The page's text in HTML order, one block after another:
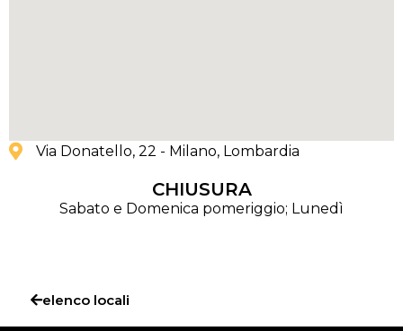
Via Donatello, 22 - Milano, Lombardia
CHIUSURA
Sabato e Domenica pomeriggio; Lunedì
elenco locali